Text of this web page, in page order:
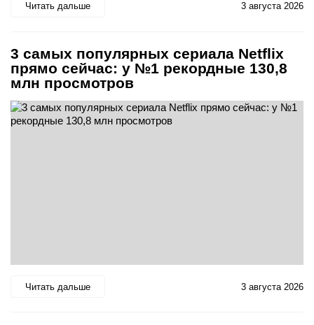
Читать дальше 3 августа 2026
3 самых популярных сериала Netflix
прямо сейчас: у №1 рекордные 130,8
млн просмотров
Читать дальше 3 августа 2026